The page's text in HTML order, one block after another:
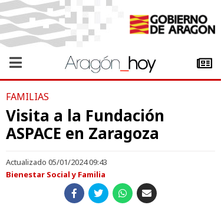
FAMILIAS
Visita a la Fundación
ASPACE en Zaragoza
Actualizado 05/01/2024 09:43
Bienestar Social y Familia